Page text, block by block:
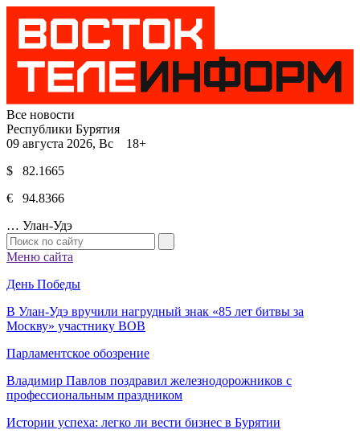
Все новости
Республики Бурятия
09 августа 2026, Вс 18+
$ 82.1665
€ 94.8366
… Улан-Удэ
Меню сайта
День Победы
В Улан-Удэ вручили нагрудный знак «85 лет битвы за
Москву» участнику ВОВ
Парламентское обозрение
Владимир Павлов поздравил железнодорожников с
профессиональным праздником
Истории успеха: легко ли вести бизнес в Бурятии